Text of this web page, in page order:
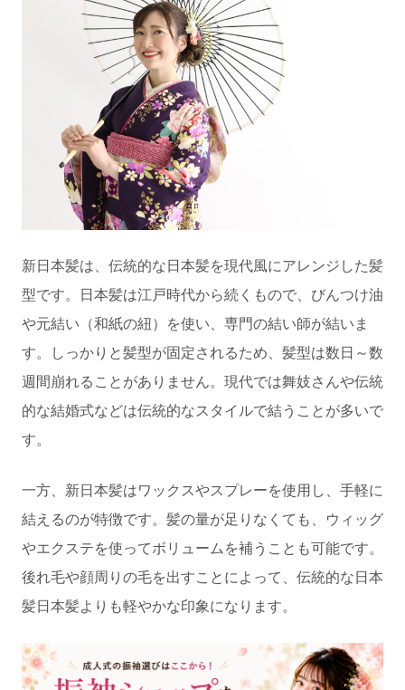
新日本髪は、伝統的な日本髪を現代風にアレンジした髪
型です。日本髪は江戸時代から続くもので、びんつけ油
や元結い（和紙の紐）を使い、専門の結い師が結いま
す。しっかりと髪型が固定されるため、髪型は数日～数
週間崩れることがありません。現代では舞妓さんや伝統
的な結婚式などは伝統的なスタイルで結うことが多いで
す。
一方、新日本髪はワックスやスプレーを使用し、手軽に
結えるのが特徴です。髪の量が足りなくても、ウィッグ
やエクステを使ってボリュームを補うことも可能です。
後れ毛や顔周りの毛を出すことによって、伝統的な日本
髪日本髪よりも軽やかな印象になります。